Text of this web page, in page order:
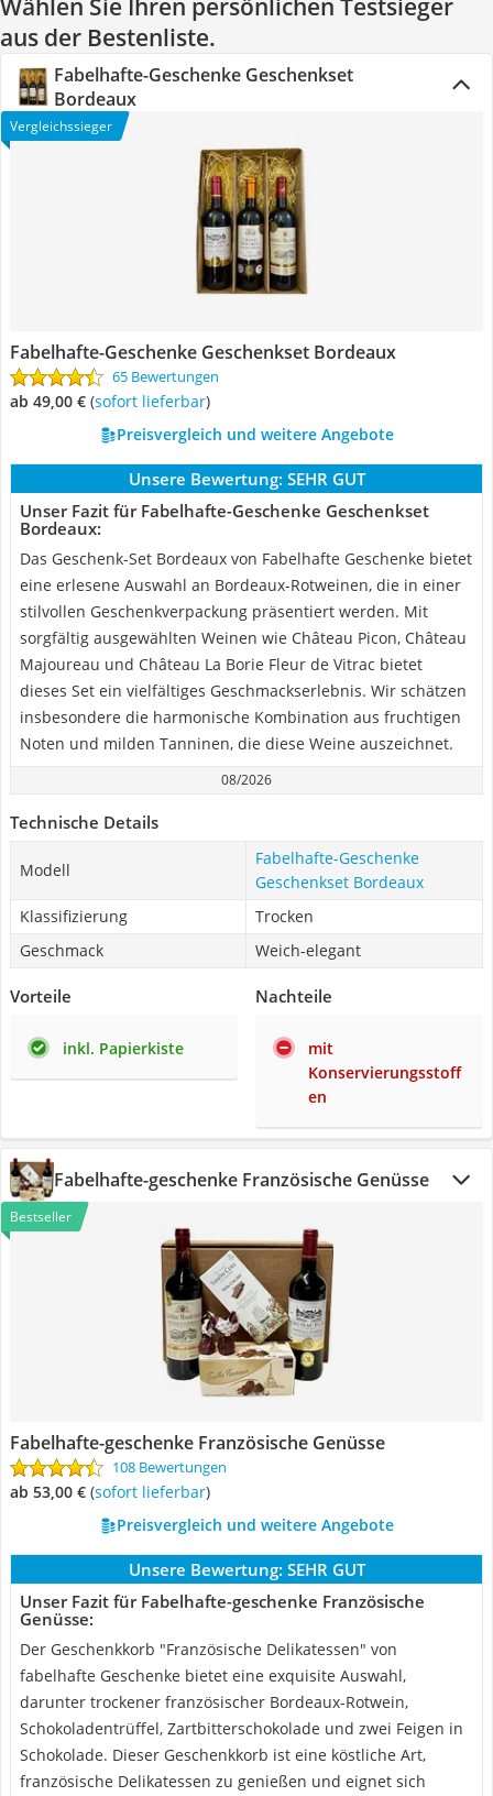
Wählen Sie Ihren persönlichen Testsieger
aus der Bestenliste.
Fabelhafte-Geschenke Geschenkset
Bordeaux
Vergleichssieger
Fabelhafte-Geschenke Geschenkset Bordeaux
65 Bewertungen
ab 49,00 € ( Sofort lieferbar)
Preisvergleich und weitere Angebote
Unsere Bewertung: SEHR GUT
Unser Fazit für Fabelhafte-Geschenke Geschenkset
Bordeaux:
Das Geschenk-Set Bordeaux von Fabelhafte Geschenke bietet
eine erlesene Auswahl an Bordeaux-Rotweinen, die in einer
stilvollen Geschenkverpackung präsentiert werden. Mit
sorgfältig ausgewählten Weinen wie Château Picon, Château
Majoureau und Château La Borie Fleur de Vitrac bietet
dieses Set ein vielfältiges Geschmackserlebnis. Wir schätzen
insbesondere die harmonische Kombination aus fruchtigen
Noten und milden Tanninen, die diese Weine auszeichnet.
08/2026
Technische Details
Modell
Fabelhafte-Geschenke
Geschenkset Bordeaux
Klassifizierung
Trocken
Geschmack
Weich-elegant
Vorteile
inkl. Papierkiste
Nachteile
mit
Konservierungsstoff
en
Fabelhafte-geschenke Französische Genüsse
Bestseller
Fabelhafte-geschenke Französische Genüsse
108 Bewertungen
ab 53,00 € ( Sofort lieferbar)
Preisvergleich und weitere Angebote
Unsere Bewertung: SEHR GUT
Unser Fazit für Fabelhafte-geschenke Französische
Genüsse:
Der Geschenkkorb "Französische Delikatessen" von
fabelhafte Geschenke bietet eine exquisite Auswahl,
darunter trockener französischer Bordeaux-Rotwein,
Schokoladentrüffel, Zartbitterschokolade und zwei Feigen in
Schokolade. Dieser Geschenkkorb ist eine köstliche Art,
französische Delikatessen zu genießen und eignet sich